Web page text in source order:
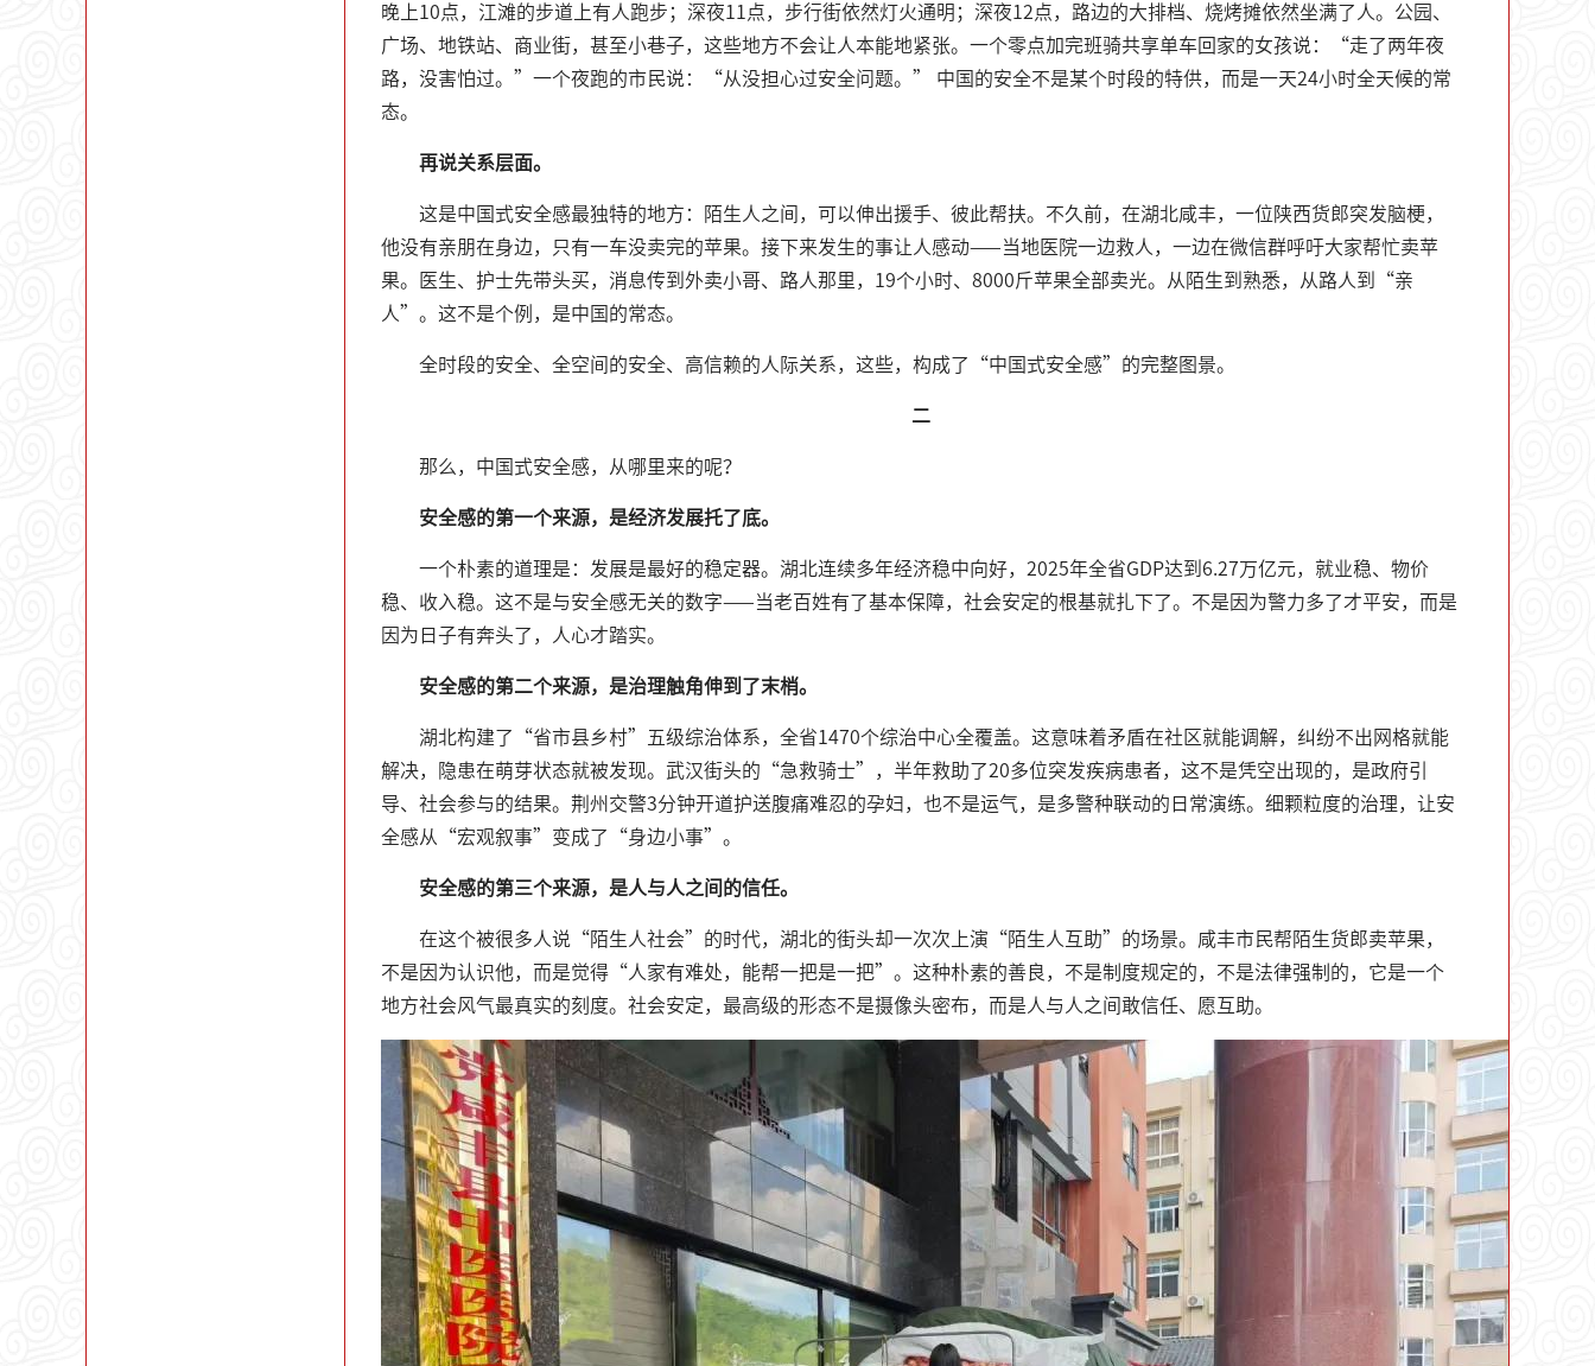
晚上10点，江滩的步道上有人跑步；深夜11点，步行街依然灯火通明；深夜12点，路边的大排档、烧烤摊依然坐满了人。公园、
广场、地铁站、商业街，甚至小巷子，这些地方不会让人本能地紧张。一个零点加完班骑共享单车回家的女孩说：“走了两年夜
路，没害怕过。”一个夜跑的市民说：“从没担心过安全问题。” 中国的安全不是某个时段的特供，而是一天24小时全天候的常
态。
再说关系层面。
这是中国式安全感最独特的地方：陌生人之间，可以伸出援手、彼此帮扶。不久前，在湖北咸丰，一位陕西货郎突发脑梗，
他没有亲朋在身边，只有一车没卖完的苹果。接下来发生的事让人感动——当地医院一边救人，一边在微信群呼吁大家帮忙卖苹
果。医生、护士先带头买，消息传到外卖小哥、路人那里，19个小时、8000斤苹果全部卖光。从陌生到熟悉，从路人到“亲
人”。这不是个例，是中国的常态。
全时段的安全、全空间的安全、高信赖的人际关系，这些，构成了“中国式安全感”的完整图景。
二
那么，中国式安全感，从哪里来的呢？
安全感的第一个来源，是经济发展托了底。
一个朴素的道理是：发展是最好的稳定器。湖北连续多年经济稳中向好，2025年全省GDP达到6.27万亿元，就业稳、物价
稳、收入稳。这不是与安全感无关的数字——当老百姓有了基本保障，社会安定的根基就扎下了。不是因为警力多了才平安，而是
因为日子有奔头了，人心才踏实。
安全感的第二个来源，是治理触角伸到了末梢。
湖北构建了“省市县乡村”五级综治体系，全省1470个综治中心全覆盖。这意味着矛盾在社区就能调解，纠纷不出网格就能
解决，隐患在萌芽状态就被发现。武汉街头的“急救骑士”，半年救助了20多位突发疾病患者，这不是凭空出现的，是政府引
导、社会参与的结果。荆州交警3分钟开道护送腹痛难忍的孕妇，也不是运气，是多警种联动的日常演练。细颗粒度的治理，让安
全感从“宏观叙事”变成了“身边小事”。
安全感的第三个来源，是人与人之间的信任。
在这个被很多人说“陌生人社会”的时代，湖北的街头却一次次上演“陌生人互助”的场景。咸丰市民帮陌生货郎卖苹果，
不是因为认识他，而是觉得“人家有难处，能帮一把是一把”。这种朴素的善良，不是制度规定的，不是法律强制的，它是一个
地方社会风气最真实的刻度。社会安定，最高级的形态不是摄像头密布，而是人与人之间敢信任、愿互助。